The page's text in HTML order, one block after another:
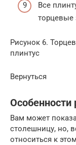
Все
торцевые
Рисунок 6.
плинтус
Вернуться
Особенности
Вам может
столешницу, но,
относиться к